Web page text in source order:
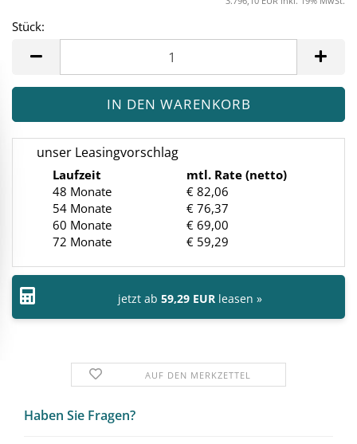
Stück:
unser Leasingvorschlag
Laufzeit
mtl. Rate (netto)
48 Monate
€ 82,06
54 Monate
€ 76,37
60 Monate
€ 69,00
72 Monate
€ 59,29
jetzt ab 59,29 EUR leasen »
AUF DEN MERKZETTEL
Haben Sie Fra­gen?